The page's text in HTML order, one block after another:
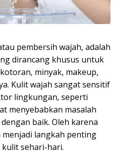
pembersih wajah, adalah
dirancang khusus untuk
minyak, makeup,
Kulit wajah sangat sensitif
lingkungan, seperti
menyebabkan masalah
baik. Oleh karena
langkah penting
sehari-hari.